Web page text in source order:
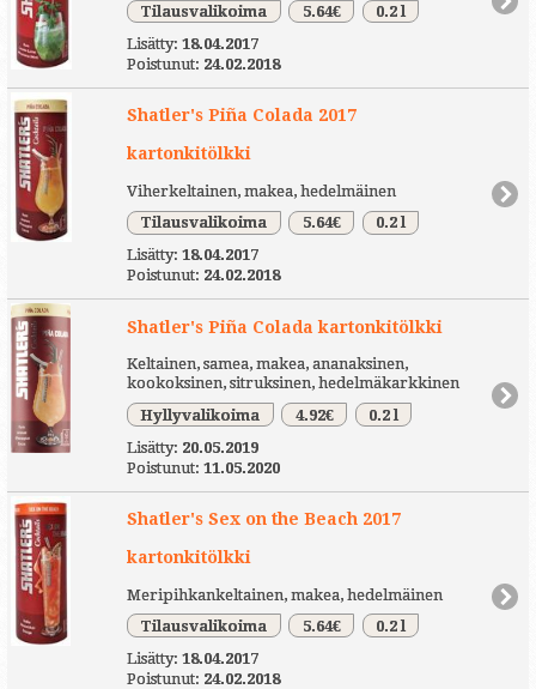
Tilausvalikoima
5.64€
0.2 l
Lisätty: 18.04.2017
Poistunut: 24.02.2018
Shatler's Piña Colada 2017
kartonkitölkki
Viherkeltainen, makea, hedelmäinen
Tilausvalikoima
5.64€
0.2 l
Lisätty: 18.04.2017
Poistunut: 24.02.2018
Shatler's Piña Colada kartonkitölkki
Keltainen, samea, makea, ananaksinen,
kookoksinen, sitruksinen, hedelmäkarkkinen
Hyllyvalikoima
4.92€
0.2 l
Lisätty: 20.05.2019
Poistunut: 11.05.2020
Shatler's Sex on the Beach 2017
kartonkitölkki
Meripihkankeltainen, makea, hedelmäinen
Tilausvalikoima
5.64€
0.2 l
Lisätty: 18.04.2017
Poistunut: 24.02.2018